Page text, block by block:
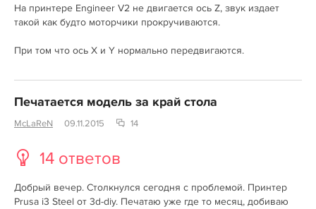
На принтере Engineer V2 не двигается ось Z, звук издает
такой как будто моторчики прокручиваются.
При том что ось X и Y нормально передвигаются.
Печатается модель за край стола
McLaReN 09.11.2015 14
14 ответов
Добрый вечер. Столкнулся сегодня с проблемой. Принтер
Prusa i3 Steel от 3d-diy. Печатаю уже где то месяц, добиваю